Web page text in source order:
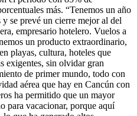
más. “Tenemos un año
se prevé un cierre mejor al del
empresario hotelero. Vuelos a
un producto extraordinario,
playas, cultura, hoteles que
exigentes, sin olvidar gran
de primer mundo, todo con
aérea que hay en Cancún con
ha permitido que un mayor
para vacacionar, porque aquí